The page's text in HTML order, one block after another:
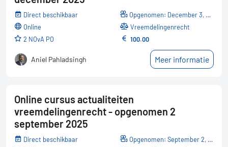
Direct beschikbaar
online
2 NOvA PO
Opgenomen: December 3, 2025
Vreemdelingenrecht
100.00
Aniel Pahladsingh Meer informatie
Online cursus actualiteiten
vreemdelingenrecht - opgenomen 2
september 2025
Direct beschikbaar
Opgenomen: September 2, 2025